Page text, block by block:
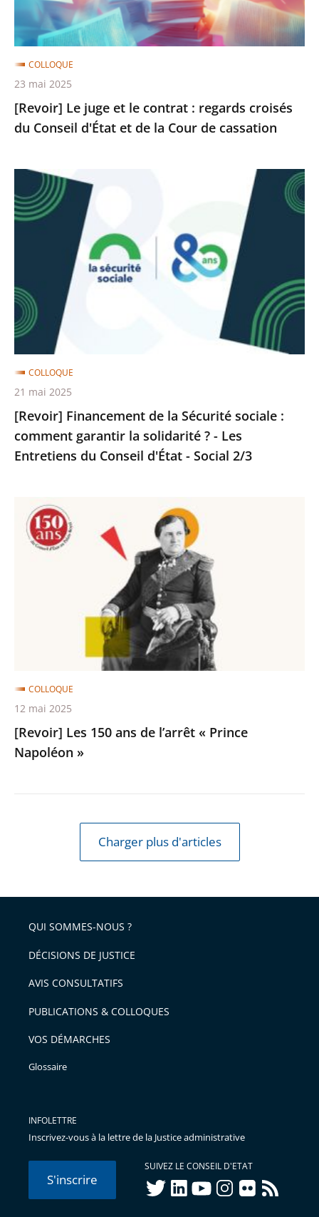
regards
croisés
du
Conseil
d'État
et
de
Cour
cassation
[Revoir] Le juge et le contrat : regards croisés
du Conseil d'État et de la Cour de cassation
COLLOQUE
23 mai 2025
[Revoir]
Financement
de
:
comment
garantir
la
solidarité
?
-
Les
Entretiens
d'État
[Revoir] Financement de la Sécurité sociale :
comment garantir la solidarité ? - Les
Entretiens du Conseil d'État - Social 2/3
COLLOQUE
21 mai 2025
[Revoir]
Les
150
»
[Revoir] Les 150 ans de l’arrêt « Prince
Napoléon »
COLLOQUE
12 mai 2025
Charger plus d'articles
QUI SOMMES-NOUS ?
DÉCISIONS DE JUSTICE
AVIS CONSULTATIFS
PUBLICATIONS & COLLOQUES
VOS DÉMARCHES
Glossaire
INFOLETTRE
Inscrivez-vous à la lettre de la Justice administrative
S'inscrire
SUIVEZ LE CONSEIL D'ETAT
twitterlinkedInyoutubeinstagram
flickr rss